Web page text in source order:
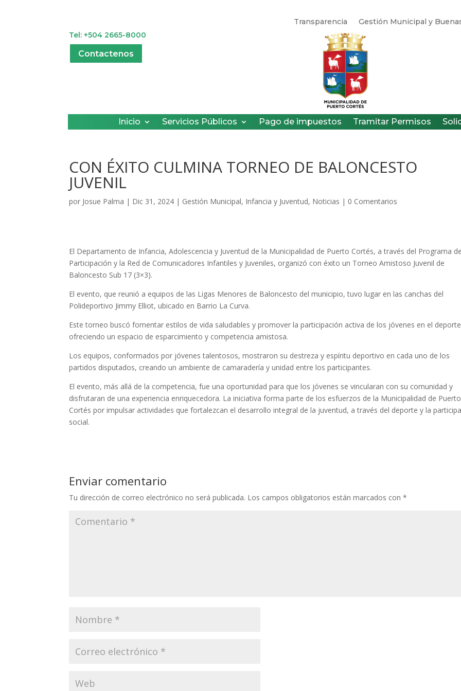
Transparencia Gestión Municipal y
Tel: +504 2665-8000
Contactenos
Inicio Servicios Públicos Pago de impuestos Tramitar Permisos
CON ÉXITO CULMINA TORNEO DE BALONCESTO
JUVENIL
por Josue Palma | Dic 31, 2024 | Gestión Municipal, Infancia y Juventud, Noticias | 0 Comentarios
El Departamento de Infancia, Adolescencia y Juventud de la Municipalidad de Puerto Cortés, a través del Programa de
Participación y la Red de Comunicadores Infantiles y Juveniles, organizó con éxito un Torneo Amistoso Juvenil de
Baloncesto Sub 17 (3×3).
El evento, que reunió a equipos de las Ligas Menores de Baloncesto del municipio, tuvo lugar en las canchas del
Polideportivo Jimmy Elliot, ubicado en Barrio La Curva.
Este torneo buscó fomentar estilos de vida saludables y promover la participación activa de los jóvenes en el
ofreciendo un espacio de esparcimiento y competencia amistosa.
Los equipos, conformados por jóvenes talentosos, mostraron su destreza y espíritu deportivo en cada uno de los
partidos disputados, creando un ambiente de camaradería y unidad entre los participantes.
El evento, más allá de la competencia, fue una oportunidad para que los jóvenes se vincularan con su comunidad y
disfrutaran de una experiencia enriquecedora. La iniciativa forma parte de los esfuerzos de la Municipalidad de Puerto
Cortés por impulsar actividades que fortalezcan el desarrollo integral de la juventud, a través del deporte y la
social.
Enviar comentario
Tu dirección de correo electrónico no será publicada. Los campos obligatorios están marcados con*